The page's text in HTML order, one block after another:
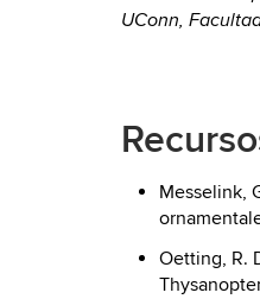
UConn,
Messelink,
Oetting, R.